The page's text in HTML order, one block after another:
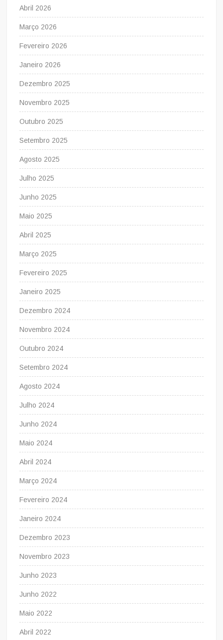
Abril 2026
Março 2026
Fevereiro 2026
Janeiro 2026
Dezembro 2025
Novembro 2025
Outubro 2025
Setembro 2025
Agosto 2025
Julho 2025
Junho 2025
Maio 2025
Abril 2025
Março 2025
Fevereiro 2025
Janeiro 2025
Dezembro 2024
Novembro 2024
Outubro 2024
Setembro 2024
Agosto 2024
Julho 2024
Junho 2024
Maio 2024
Abril 2024
Março 2024
Fevereiro 2024
Janeiro 2024
Dezembro 2023
Novembro 2023
Junho 2023
Junho 2022
Maio 2022
Abril 2022